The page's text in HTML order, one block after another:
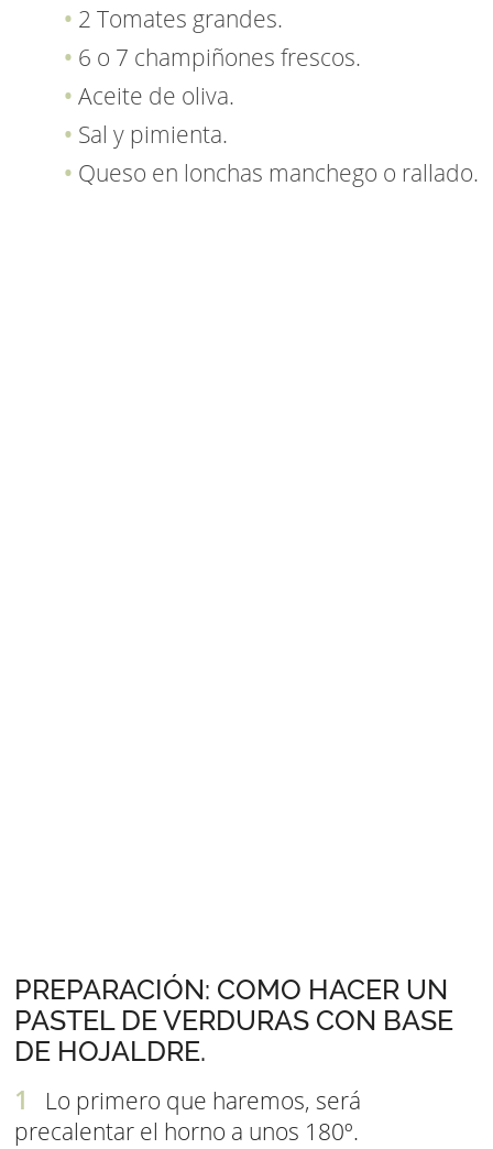
2 Tomates grandes.
6 o 7 champiñones frescos.
Aceite de oliva.
Sal y pimienta.
Queso en lonchas manchego o rallado.
PREPARACIÓN: COMO HACER UN
PASTEL DE VERDURAS CON BASE
DE HOJALDRE.
Lo primero que haremos, será
precalentar el horno a unos 180º.